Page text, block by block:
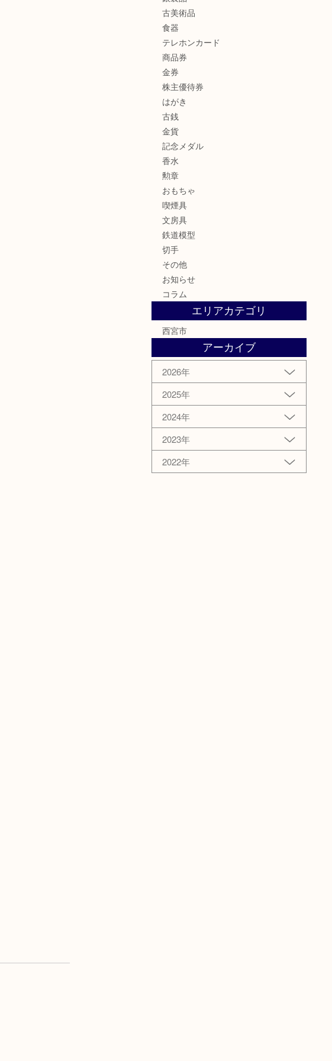
古美術品
食器
テレホンカード
商品券
金券
株主優待券
はがき
古銭
金貨
記念メダル
香水
勲章
おもちゃ
喫煙具
文房具
鉄道模型
切手
その他
お知らせ
コラム
エリアカテゴリ
西宮市
アーカイブ
2026年
2025年
2024年
2023年
2022年